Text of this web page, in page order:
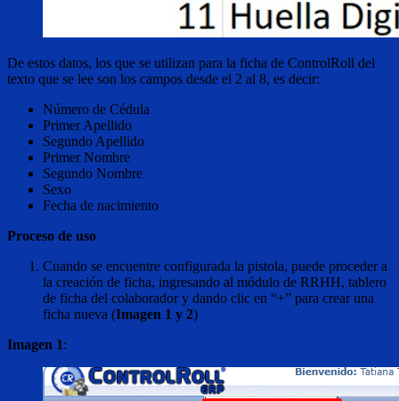
De estos datos, los que se utilizan para la ficha de ControlRoll del
texto que se lee son los campos desde el 2 al 8, es decir:
Número de Cédula
Primer Apellido
Segundo Apellido
Primer Nombre
Segundo Nombre
Sexo
Fecha de nacimiento
Proceso de uso
Cuando se encuentre configurada la pistola, puede proceder a
la creación de ficha, ingresando al módulo de RRHH, tablero
de ficha del colaborador y dando clic en “+” para crear una
ficha nueva (Imagen 1 y 2)
Imagen 1: